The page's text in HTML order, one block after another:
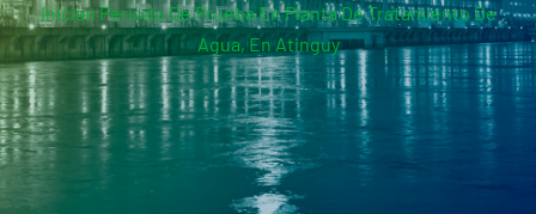
Inician Periodo De Prueba En Planta De Tratamiento De
Agua, En Atinguy